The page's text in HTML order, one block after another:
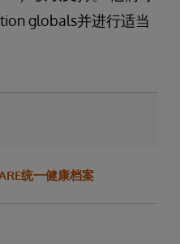
globals并进行适当
统一健康档案